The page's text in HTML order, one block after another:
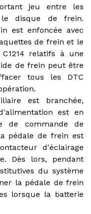
jeu entre les
disque de frein.
est enfoncée avec
de frein et le
relatifs à une
de frein peut être
tous les DTC
est branchée,
est en
de commande de
pédale de frein est
d'éclairage
Dès lors, pendant
du système
la pédale de frein
lorsque la batterie